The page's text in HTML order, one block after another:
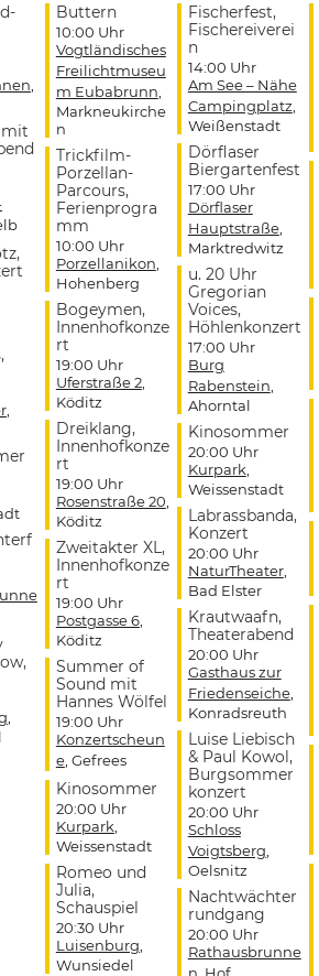
mit
,
Buttern
10:00 Uhr
Vogtländisches
Freilichtmuseu
m Eubabrunn
Markneukirche
n
Trickfilm-
Porzellan-
Parcours,
Ferienprogra
mm
10:00 Uhr
Porzellanikon
Hohenberg
Bogeymen,
Innenhofkonze
rt
19:00 Uhr
Uferstraße 2,
Köditz
Dreiklang,
Innenhofkonze
rt
19:00 Uhr
Rosenstraße 20
Köditz
Zweitakter XL,
Innenhofkonze
rt
19:00 Uhr
Postgasse 6,
Köditz
Summer of
Sound mit
Hannes Wölfel
19:00 Uhr
Konzertscheun
e, Gefrees
Kinosommer
20:00 Uhr
Kurpark
Weissenstadt
Romeo und
Julia,
Schauspiel
20:30 Uhr
Luisenburg
Wunsiedel
Fischerfest,
Fischereiverei
n
14:00 Uhr
Am See – Nähe
Campingplatz
Weißenstadt
Dörflaser
Biergartenfest
17:00 Uhr
Dörflaser
Hauptstraße,
Marktredwitz
u. 20 Uhr
Gregorian
Voices,
Höhlenkonzert
17:00 Uhr
Burg
Rabenstein
Ahorntal
Kinosommer
20:00 Uhr
Kurpark
Weissenstadt
Labrassbanda,
Konzert
20:00 Uhr
NaturTheater,
Bad Elster
Krautwaafn,
Theaterabend
20:00 Uhr
Gasthaus zur
Friedenseiche,
Konradsreuth
Luise Liebisch
& Paul Kowol,
Burgsommer
konzert
20:00 Uhr
Schloss
Voigtsberg
Oelsnitz
Nachtwächter
rundgang
20:00 Uhr
Rathausbrunne